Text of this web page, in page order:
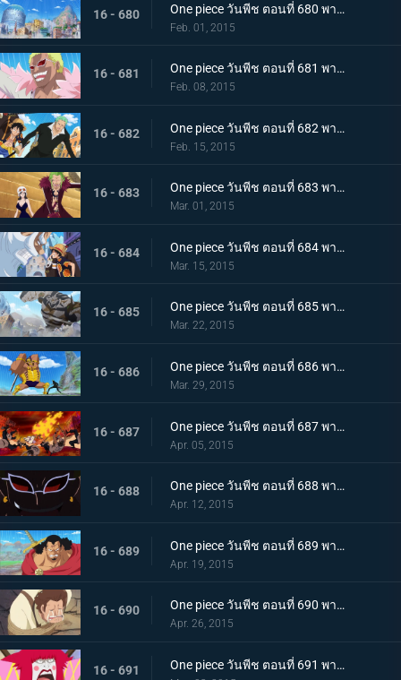
16 - 680 One piece วันพีช ตอนที่ 680 พากย์ไทย กับดักอันชั่วร้าย!!! แผนทำลายล้างเดรสโรซ่า!
Feb. 01, 2015
16 - 681 One piece วันพีช ตอนที่ 681 พากย์ไทย ชายผู้มีค่าหัว 500 ล้าน อุโซแลนด์ตกเป็นเป้า!
Feb. 08, 2015
16 - 682 One piece วันพีช ตอนที่ 682 พากย์ไทย ฝ่าแดนศัตรู! ลูฟี่และโซโลเริ่มตอบโต้
Feb. 15, 2015
16 - 683 One piece วันพีช ตอนที่ 683 พากย์ไทย สะเทือนทั่วปฐพี!! พีก้า เทพแห่งการทำลายล้างปรากฏตัว
Mar. 01, 2015
16 - 684 One piece วันพีช ตอนที่ 684 พากย์ไทย รวมพลครั้งใหญ่ ลูฟี่และกลุ่มนักสู้สุดโหด
Mar. 15, 2015
16 - 685 One piece วันพีช ตอนที่ 685 พากย์ไทย ฝ่าทะลวงเข้าไป! กองทัพลูฟี่ ปะทะ พีก้า
Mar. 22, 2015
16 - 686 One piece วันพีช ตอนที่ 686 พากย์ไทย คำสารภาพที่น่าตกใจ คำสาบานที่แลกด้วยชีวิตของลอว์
Mar. 29, 2015
16 - 687 One piece วันพีช ตอนที่ 687 พากย์ไทย การปะทะครั้งใหญ่!!! เสนาธิการใหญ่ ซาโบ ปะทะ พลเรือเอก ฟูจิโทระ
Apr. 05, 2015
16 - 688 One piece วันพีช ตอนที่ 688 พากย์ไทย เข้าตาจน! ลูฟี่ตกหลุมพราง!
Apr. 12, 2015
16 - 689 One piece วันพีช ตอนที่ 689 พากย์ไทย เปิดทางหนี!! ลูฟี่หมัดปืนช้างคืนชีพ!
Apr. 19, 2015
16 - 690 One piece วันพีช ตอนที่ 690 พากย์ไทย แนวร่วมพันธมิตร ลูฟี่ฝ่าทะลวงสู่ชัยชนะ !
Apr. 26, 2015
16 - 691 One piece วันพีช ตอนที่ 691 พากย์ไทย ซามูไรคนที่สอง? พายุฝนยามเย็น คันจูโร่ปรากฏตัว!!